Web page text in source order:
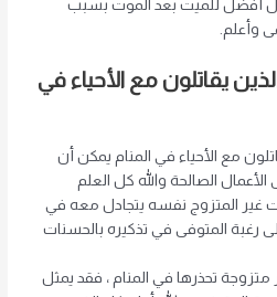
أفضل للميت بعد الموت بسبب
وأعلم.
يقاتلون مع الأحياء في
مع الأحياء في المنام يمكن أن
الصالحة والله كل العلم
غير المتزوج نفسه يتجادل معه في
رغبة المتوفى في تذكيره بالحسنات
متزوجة تحذرها في المنام ، فقد يمثل